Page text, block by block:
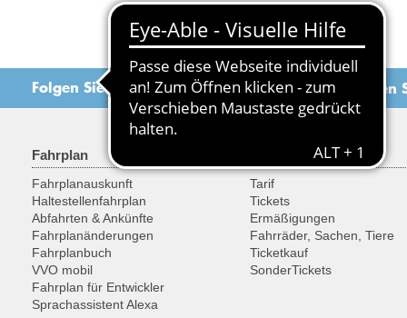
Folgen Sie uns Empfehlen
Fahrplan
Fahrplanauskunft
Haltestellenfahrplan
Abfahrten & Ankünfte
Fahrplanänderungen
Fahrplanbuch
VVO mobil
Fahrplan für Entwickler
Sprachassistent Alexa
Tarif & Tickets
Tarif
Tickets
Ermäßigungen
Fahrräder, Sachen, Tiere
Ticketkauf
SonderTickets